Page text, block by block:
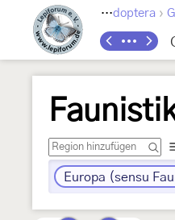
Lepidoptera ›
Europa (sensu